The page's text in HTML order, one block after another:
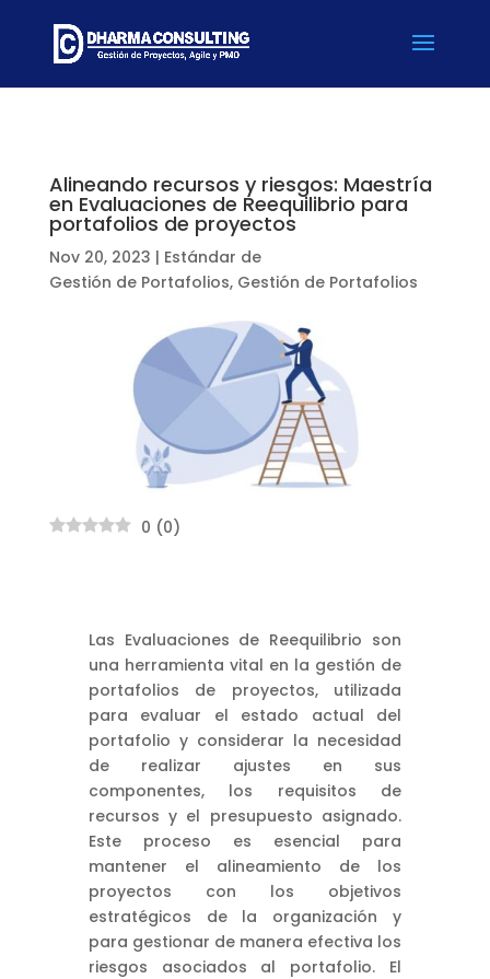
Alineando recursos y riesgos: Maestría
en Evaluaciones de Reequilibrio para
portafolios de proyectos
Nov 20, 2023 | Estándar de
Gestión de Portafolios, Gestión de Portafolios
0 (0)
Las Evaluaciones de Reequilibrio son
una herramienta vital en la gestión de
portafolios de proyectos, utilizada
para evaluar el estado actual del
portafolio y considerar la necesidad
de realizar ajustes en sus
componentes, los requisitos de
recursos y el presupuesto asignado.
Este proceso es esencial para
mantener el alineamiento de los
proyectos con los objetivos
estratégicos de la organización y
para gestionar de manera efectiva los
riesgos asociados al portafolio. El